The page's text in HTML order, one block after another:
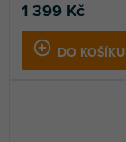
1 399 Kč
DO KOŠÍKU